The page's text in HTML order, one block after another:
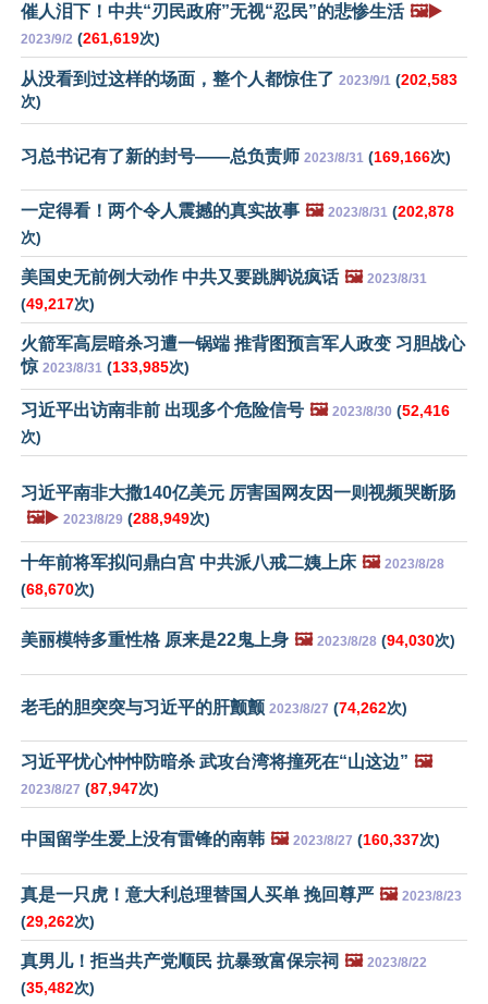
催人泪下！中共“刃民政府”无视“忍民”的悲惨生活 🖼️▶️
2023/9/2 (261,619次)
从没看到过这样的场面，整个人都惊住了 2023/9/1 (202,583
次)
习总书记有了新的封号——总负责师 2023/8/31 (169,166次)
一定得看！两个令人震撼的真实故事 🖼️ 2023/8/31 (202,878
次)
美国史无前例大动作 中共又要跳脚说疯话 🖼️ 2023/8/31
(49,217次)
火箭军高层暗杀习遭一锅端 推背图预言军人政变 习胆战心
惊 2023/8/31 (133,985次)
习近平出访南非前 出现多个危险信号 🖼️ 2023/8/30 (52,416
次)
习近平南非大撒140亿美元 厉害国网友因一则视频哭断肠
🖼️▶️ 2023/8/29 (288,949次)
十年前将军拟问鼎白宫 中共派八戒二姨上床 🖼️ 2023/8/28
(68,670次)
美丽模特多重性格 原来是22鬼上身 🖼️ 2023/8/28 (94,030次)
老毛的胆突突与习近平的肝颤颤 2023/8/27 (74,262次)
习近平忧心忡忡防暗杀 武攻台湾将撞死在“山这边” 🖼️
2023/8/27 (87,947次)
中国留学生爱上没有雷锋的南韩 🖼️ 2023/8/27 (160,337次)
真是一只虎！意大利总理替国人买单 挽回尊严 🖼️ 2023/8/23
(29,262次)
真男儿！拒当共产党顺民 抗暴致富保宗祠 🖼️ 2023/8/22
(35,482次)